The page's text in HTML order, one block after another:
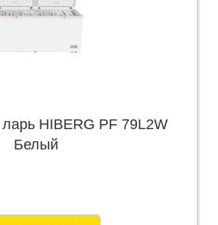
HIBERG PF 79L2W
Белый